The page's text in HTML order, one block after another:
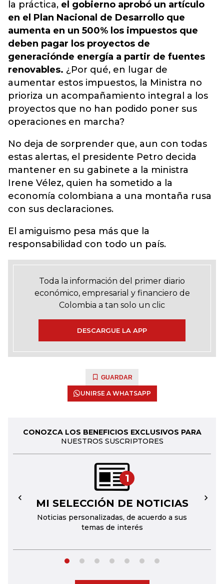
la práctica, el gobierno aprobó un artículo
en el Plan Nacional de Desarrollo que
aumenta en un 500% los impuestos que
deben pagar los proyectos de
generaciónde energía a partir de fuentes
renovables. ¿Por qué, en lugar de
aumentar estos impuestos, la Ministra no
prioriza un acompañamiento integral a los
proyectos que no han podido poner sus
operaciones en marcha?
No deja de sorprender que, aun con todas
estas alertas, el presidente Petro decida
mantener en su gabinete a la ministra
Irene Vélez, quien ha sometido a la
economía colombiana a una montaña rusa
con sus declaraciones.
El amiguismo pesa más que la
responsabilidad con todo un país.
Toda la información del primer diario
económico, empresarial y financiero de
Colombia a tan solo un clic
DESCARGUE LA APP
GUARDAR
UNIRSE A WHATSAPP
CONOZCA LOS BENEFICIOS EXCLUSIVOS PARA
NUESTROS SUSCRIPTORES
1
MI SELECCIÓN DE NOTICIAS
Noticias personalizadas, de acuerdo a sus
temas de interés
← →